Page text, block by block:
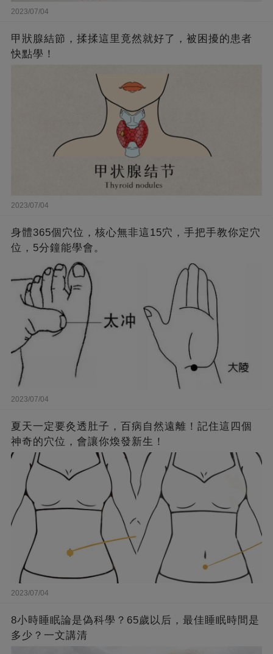
2023/07/04
甲狀腺結節，揉揉這里竟然就好了，被困擾的患者
快點學！
2023/07/04
身體365個穴位，核心無非這15穴，手把手教你定穴
位，5分鐘能學會。
2023/07/04
夏天一定要灸透肚子，百病自然遠離！記住這四個
神奇的穴位，會讓你煥發新生！
2023/07/04
8小時睡眠論是偽科學？65歲以后，最佳睡眠時間是
多少？一文講清